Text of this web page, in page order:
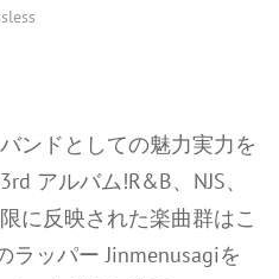
ンドとしての魅力実力を
アルバム!R&B、NJS、
に反映された楽曲群はこ
ラッパー Jinmenusagiを